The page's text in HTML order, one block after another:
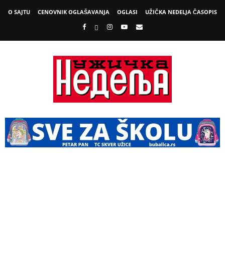
O SAJTU CENOVNIK OGLAŠAVANJA OGLASI UŽIČKA NEDELJA ČASOPIS